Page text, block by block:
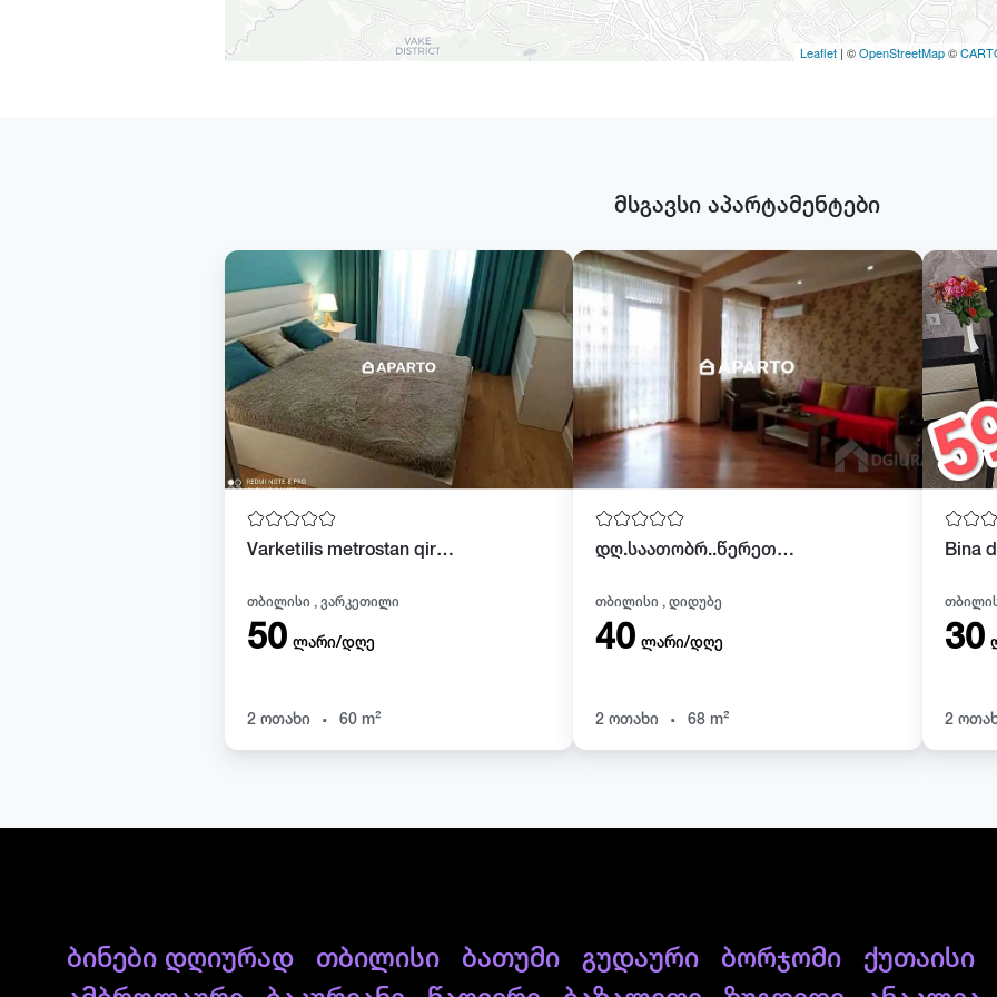
Leaflet | ©OpenStreetMap©
მსგავსი აპარტამენტები
Varketilis metrostan qiravdeba bina dgiurad da satobrivad
თბილისი , ვარკეთილი
50 ლარი/დღე
2 ოთახი . 60 m²
დღ.საათობრ..წერეთლისN47 მეტროსთან მაგდონალსთან dinamostan
თბილისი , დიდუბე
40 ლარი/დღე
2 ოთახი . 68 m²
Bina
30
2
ბინები დღიურად თბილისი ბათუმი გუდაური ბორჯომი
ქუთაისი